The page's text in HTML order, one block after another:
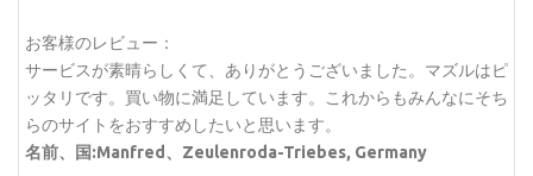
お客様のレビュー：
サービスが素晴らしくて、ありがとうございました。マズルはピ
ッタリです。買い物に満足しています。これからもみんなにそち
らのサイトをおすすめしたいと思います。
名前、国:Manfred、Zeulenroda-Triebes, Germany